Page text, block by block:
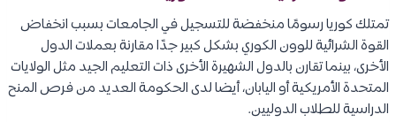
تمتلك كوريا رسومًا منخفضة للتسجيل في الجامعات بسبب انخفاض
القوة الشرائية للوون الكوري بشكل كبير جدًا مقارنة بعملات الدول
الأخرى، بينما تقارن بالدول الشهيرة الأخرى ذات التعليم الجيد مثل الولايات
المتحدة الأمريكية أو اليابان، أيضا لدى الحكومة العديد من فرص المنح
الدراسية للطلاب الدوليين.